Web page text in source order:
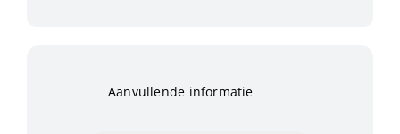
Aanvullende informatie